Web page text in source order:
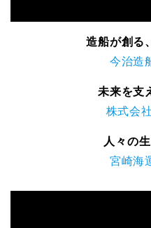
造船が創る
今治造
未来を支
株式会
人々の
宮崎海